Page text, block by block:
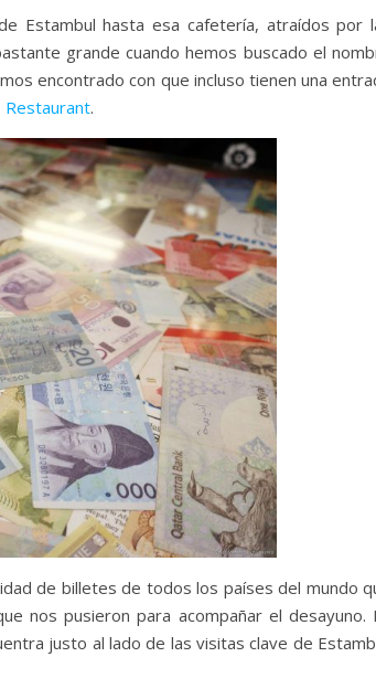
Estambul hasta esa cafetería, atraídos por
grande cuando hemos buscado el
encontrado con que incluso tienen una
Restaurant.
de billetes de todos los países del mundo
nos pusieron para acompañar el desayuno.
justo al lado de las visitas clave de